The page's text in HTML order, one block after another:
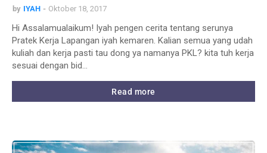
by IYAH Oktober 18, 2017
Hi Assalamualaikum! Iyah pengen cerita tentang serunya
Pratek Kerja Lapangan iyah kemaren. Kalian semua yang udah
kuliah dan kerja pasti tau dong ya namanya PKL? kita tuh kerja
sesuai dengan bid…
Read more